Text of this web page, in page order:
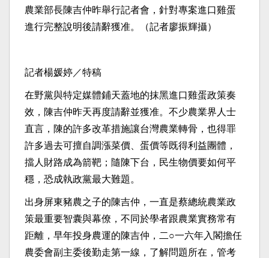
農業部長陳吉仲昨舉行記者會，針對專案進口雞蛋
進行完整說明後請辭獲准。（記者廖振輝攝）
記者楊媛婷／特稿
在野黨與特定媒體鋪天蓋地的抹黑進口雞蛋政策奏
效，陳吉仲昨天再度請辭並獲准。不少農業界人士
直言，陳的許多改革措施讓台灣農業轉骨，也得罪
許多過去可擅自調漲菜價、蛋價等既得利益團體，
擋人財路成為箭靶；隨陳下台，民生物價要如何平
穩，恐成執政黨最大難題。
出身屏東豬農之子的陳吉仲，一直是蔡總統農業政
策最重要智囊與幕僚，不同於學者跟農業實務常有
距離，早年投身農運的陳吉仲，二○一六年入閣擔任
農委會副主委後勤走第一線，了解問題所在，管考